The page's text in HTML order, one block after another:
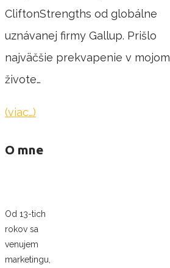
CliftonStrengths od globálne
uznávanej firmy Gallup. Prišlo
najväčšie prekvapenie v mojom
živote…
(viac…)
O mne
Od 13-tich
rokov sa
venujem
marketingu,